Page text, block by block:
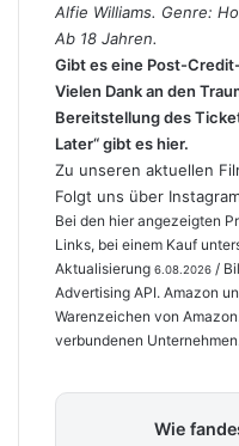
Alfie Williams. Genre:
Ab 18 Jahren.
Gibt es eine Post-
Vielen Dank an den
Bereitstellung des
Later“ gibt es hier.
Zu unseren aktuellen
Folgt uns über
Bei den hier angezeigten
Links, bei einem Kauf
Aktualisierung 6.08.2026 /
Advertising API. Amazon
Warenzeichen von
verbundenen
Wie